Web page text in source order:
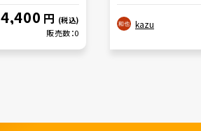
4,400 円 (税込)
販売数：0
kazu